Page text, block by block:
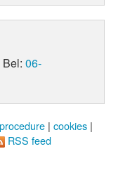
Bel:06-
| cookies |
RSS feed